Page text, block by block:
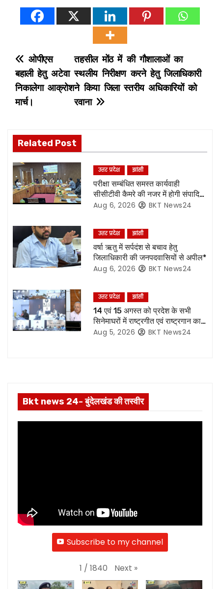
P
o
s
n
a
v
i
g
a
t
i
o
n
तहसील मोंठ में की गौशालाओं का
स्थलीय निरीक्षण करने हेतु जिलाधिकारी
ने किया जिला स्तरीय अधिकारियों को
रवाना
ओपीएस
बहाली हेतु अटेवा
निकालेगा आक्रोश
मार्च।
Related Post
उत्तर प्रदेश झांसी
परीक्षा सम्बंधित समस्त कार्यवाही
सीसीटीवी कैमरे की नजर में होगी संपादित,
रिकॉर्डिंग भी रहेगी सुरक्षित:- नोडल
Aug 6, 2026 BKT News24
उत्तर प्रदेश झांसी
वर्षा ऋतु में सर्पदंश से बचाव हेतु
जिलाधिकारी की जनपदवासियों से अपील*
Aug 6, 2026 BKT News24
उत्तर प्रदेश झांसी
14 एवं 15 अगस्त को प्रदेश के सभी
सिनेमाघरों में राष्ट्रगीत एवं राष्ट्रगान का
हो अनिवार्य प्रसारण:- मुख्य सचिव*
Aug 5, 2026 BKT News24
Bkt news 24- बुंदेलखंड की तस्वीर
Subscribe to my channel
1 / 1840 Next »